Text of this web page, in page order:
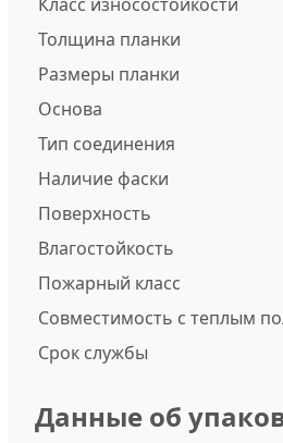
Толщина планки
Размеры планки
Основа
Тип соединения
Наличие фаски
Поверхность
Влагостойкость
Пожарный класс
Совместимость с теплым
Срок службы
Данные об